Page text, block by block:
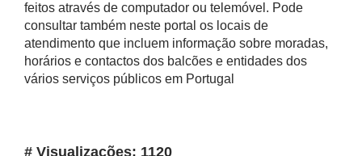
feitos através de computador ou telemóvel. Pode
consultar também neste portal os locais de
atendimento que incluem informação sobre moradas,
horários e contactos dos balcões e entidades dos
vários serviços públicos em Portugal
# Visualizações: 1120